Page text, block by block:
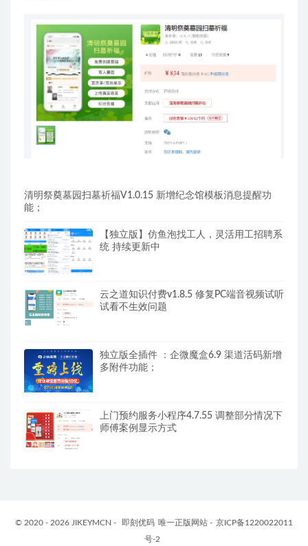
清明祭奠墓园扫墓祈福V1.0.15 新增纪念馆模板消息提醒功
能；
【独立版】仿鱼泡找工人，灵活用工招聘系
统 持续更新中
云之道知识付费v1.8.5 修复PC端音视频试听
试看不生效问题
独立版全插件 ：企微魔盒6.9 渠道活码新增
多附件功能；
上门预约服务小程序4.7.55 调整部分情况下
师傅案例显示方式
© 2020 - 2026 JIKEYMCN - 即刻优码 唯一正版网站 - 京ICP备1220022011
号-2